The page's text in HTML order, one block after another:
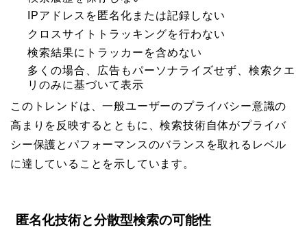
IPアドレスを匿名化または記録しない
クロスサイトトラッキングを行わない
検索結果にトラッカーを含めない
多くの場合、広告もパーソナライズせず、検索クエ
リのみに基づいて表示
このトレンドは、一般ユーザーのプライバシー意識の
高まりを反映するとともに、検索技術自体がプライバ
シー保護とパフォーマンスのバランスを取れるレベル
に達していることを示しています。
匿名化技術と分散型検索の可能性